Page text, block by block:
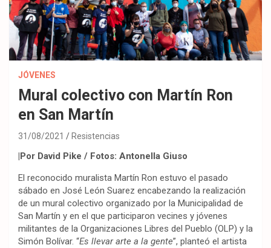
JÓVENES
Mural colectivo con Martín Ron
en San Martín
31/08/2021 Resistencias
|Por David Pike / Fotos: Antonella Giuso
El reconocido muralista Martín Ron estuvo el pasado
sábado en José León Suarez encabezando la realización
de un mural colectivo organizado por la Municipalidad de
San Martín y en el que participaron vecines y jóvenes
militantes de la Organizaciones Libres del Pueblo (OLP) y la
Simón Bolívar. “Es llevar arte a la gente”, planteó el artista